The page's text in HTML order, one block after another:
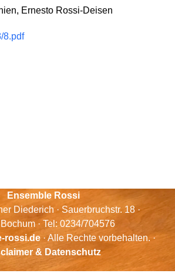
Ernesto Rossi-Deisen
8.pdf
Ensemble Rossi
Diederich · Sauerbruchstr. 18 ·
· Tel: 0234/704576
rossi.de· Alle Rechte vorbehalten. ·
& Datenschutz